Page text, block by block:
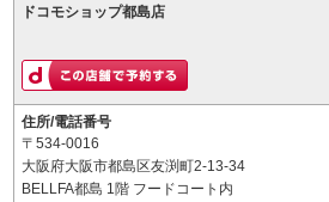
ドコモショップ都島店
住所/電話番号
〒534-0016
大阪府大阪市都島区友渕町2-13-34
BELLFA都島 1階 フードコート内